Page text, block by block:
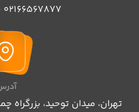
02166567877 - 02152885
تهران،‌ میدان توحید، بزرگراه